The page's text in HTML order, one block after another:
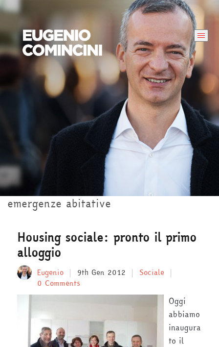
emergenze abitative
Housing sociale: pronto il primo
alloggio
Eugenio 9th Gen 2012
Sociale
0 Comments
Oggi
abbiamo
inaugura
to il